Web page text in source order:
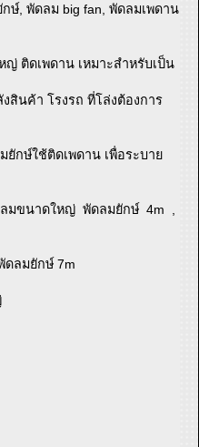
ษ์, พัดลม big fan, พัดลมเพดาน
ติดเพดาน เหมาะสำหรับเป็น
สินค้า โรงรถ ที่โล่งต้องการ
กษ์ใช้ติดเพดาน เพื่อระบาย
มขนาดใหญ่ พัดลมยักษ์ 4m ,
ดลมยักษ์ 7m